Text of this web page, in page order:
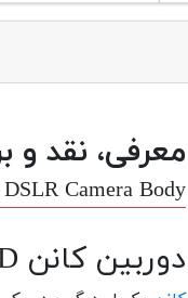
معرفی، نقد و
Camera Body
دوربین کانن 6D بدنه – سریع و قدرتمند